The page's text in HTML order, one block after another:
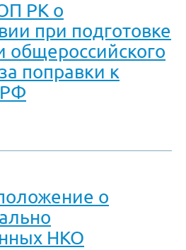
РК о
при подготовке
общероссийского
поправки к
РФ
о
НКО